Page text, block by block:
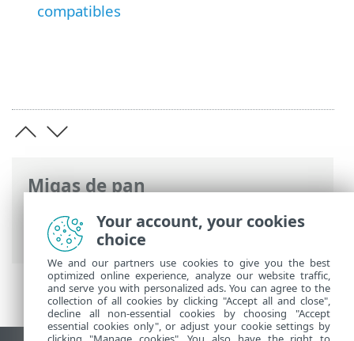
Migas de pan
Ayuda en línea de ESET> ESET PROTECT
On-Prem
>Características técnicas
compatibles
Your account, your cookies
choice
We and our partners use cookies to give you the best
optimized online experience, analyze our website traffic,
and serve you with personalized ads. You can agree to the
collection of all cookies by clicking "Accept all and close",
decline all non-essential cookies by choosing "Accept
essential cookies only", or adjust your cookie settings by